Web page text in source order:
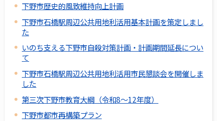
下野市歴史的風致維持向上計画
下野市石橋駅周辺公共用地利活用基本計画を策定しまし
た
いのち支える下野市自殺対策計画・計画期間延長につい
て
下野市石橋駅周辺公共用地利活用市民懇談会を開催しま
した
第三次下野市教育大綱（令和8～12年度）
下野市都市再構築プラン